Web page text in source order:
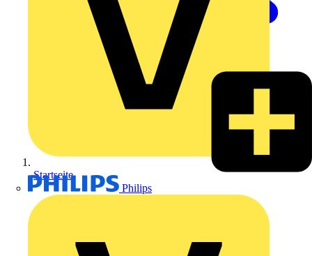
Philips
Startseite